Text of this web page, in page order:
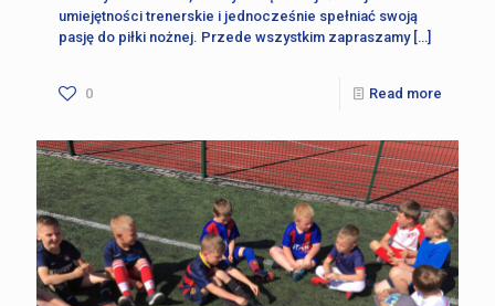
umiejętności trenerskie i jednocześnie spełniać swoją
pasję do piłki nożnej. Przede wszystkim zapraszamy[…]
0 Read more